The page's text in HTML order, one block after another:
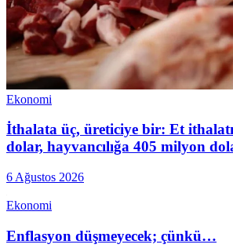
Ekonomi
İthalata üç, üreticiye bir: Et
dolar, hayvancılığa 405 milyon
6 Ağustos 2026
Ekonomi
Enflasyon düşmeyecek; çünkü…